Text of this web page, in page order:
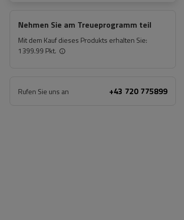
Nehmen Sie am Treueprogramm teil
Mit dem Kauf dieses Produkts erhalten Sie:
1399.99 Pkt.
Rufen Sie uns an +43 720 775899